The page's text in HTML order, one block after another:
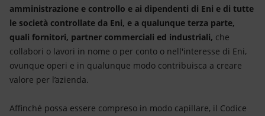
amministrazione e controllo e ai dipendenti di Eni e di tutte
le società controllate da Eni, e a qualunque terza parte,
quali fornitori, partner commerciali ed industriali, che
collabori o lavori in nome o per conto o nell'interesse di Eni,
ovunque operi e in qualunque modo contribuisca a creare
valore per l’azienda.
Affinché possa essere compreso in modo capillare, il Codice